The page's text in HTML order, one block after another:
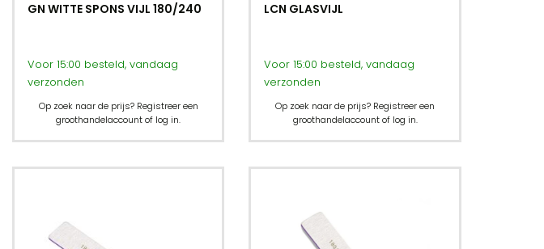
GN WITTE SPONS VIJL 180/240
Voor 15:00 besteld, vandaag
verzonden
Op zoek naar de prijs? Registreer een
groothandelaccount of log in.
LCN GLASVIJL
Voor 15:00 besteld, vandaag
verzonden
Op zoek naar de prijs? Registreer een
groothandelaccount of log in.